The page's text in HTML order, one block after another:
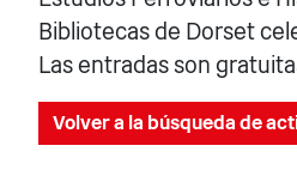
Bibliotecas de Dorset
Las entradas son
Volver a la búsqueda de